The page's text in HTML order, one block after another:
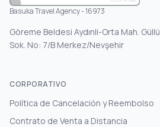
Basuka Travel Agency - 16973
Göreme Beldesi Aydınli-Orta Mah. Güllü
Sok. No: 7/B Merkez/Nevşehir
CORPORATIVO
Política de Cancelación y Reembolso
Contrato de Venta a Distancia